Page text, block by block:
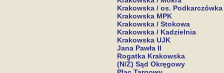
Krakowska / os. Podkarczówka
Krakowska MPK
Krakowska / Stokowa
Krakowska / Kadzielnia
Krakowska UJK
Jana Pawła II
Rogatka Krakowska
(N/Ż) Sąd Okręgowy